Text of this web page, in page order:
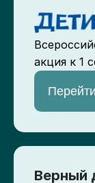
акция к 1
Верный